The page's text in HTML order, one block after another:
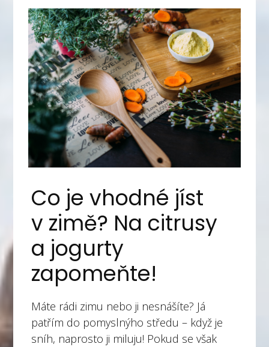
Co je vhodné jíst
v zimě? Na citrusy
a jogurty
zapomeňte!
Máte rádi zimu nebo ji nesnášíte? Já
patřím do pomyslnýho středu – když je
sníh, naprosto ji miluju! Pokud se však